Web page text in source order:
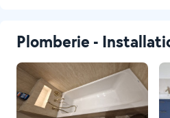
Plomberie -